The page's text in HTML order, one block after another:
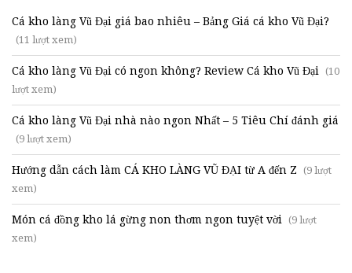
Cá kho làng Vũ Đại giá bao nhiêu – Bảng Giá cá kho Vũ Đại?
(11 lượt xem)
Cá kho làng Vũ Đại có ngon không? Review Cá kho Vũ Đại (10
lượt xem)
Cá kho làng Vũ Đại nhà nào ngon Nhất – 5 Tiêu Chí đánh giá
(9 lượt xem)
Hướng dẫn cách làm CÁ KHO LÀNG VŨ ĐẠI từ A đến Z (9 lượt
xem)
Món cá đồng kho lá gừng non thơm ngon tuyệt vời (9 lượt
xem)